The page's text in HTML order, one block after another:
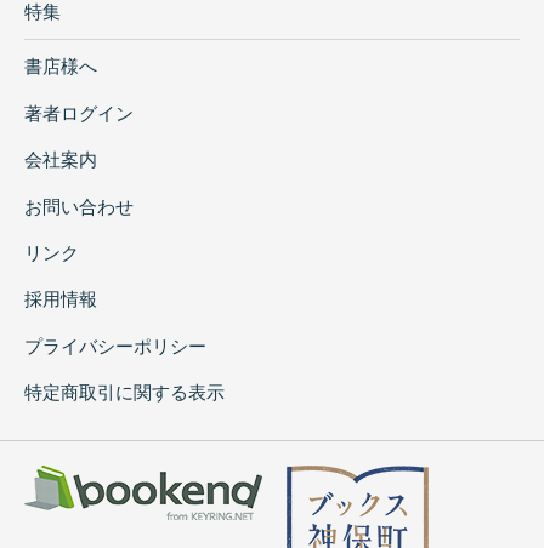
特集
書店様へ
著者ログイン
会社案内
お問い合わせ
リンク
採用情報
プライバシーポリシー
特定商取引に関する表示